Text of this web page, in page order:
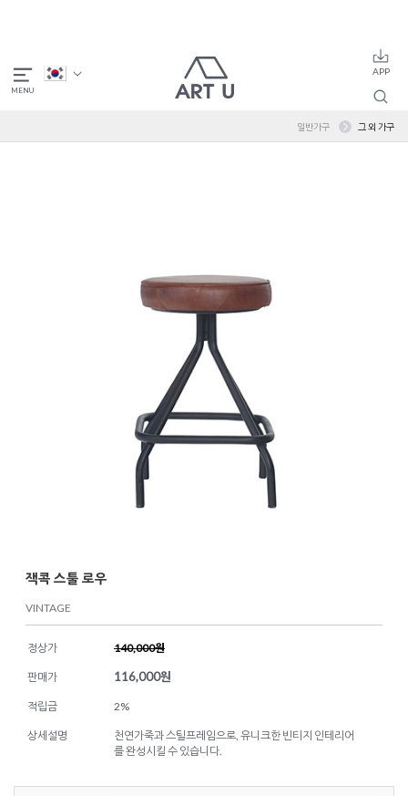
일반가구 그 외 가구
잭콕 스툴 로우
VINTAGE
정상가 140,000원
판매가 116,000원
적립금 2%
상세설명
천연가죽과 스틸프레임으로, 유니크한 빈티지 인테리어
를 완성시킬 수 있습니다.